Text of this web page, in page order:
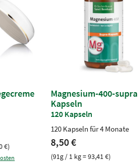
€)
Magnesium-400-supra
Kapseln
120 Kapseln
120 Kapseln für 4 Monate
8,50 €
(91g / 1 kg = 93,41 €)